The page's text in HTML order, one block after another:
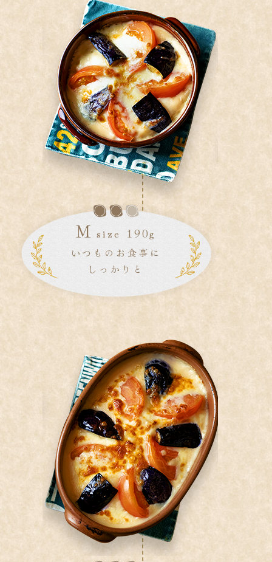
M size 190g
いつものお食事に
しっかりと